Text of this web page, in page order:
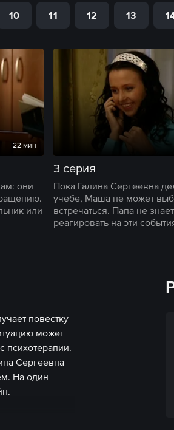
10 11 12 13
22 мин
они
или
3 серия
Пока Галина Сергеевна
учебе, Маша не может
встречаться. Папа не
реагировать на эти
повестку
может
психотерапии.
Сергеевна
На один